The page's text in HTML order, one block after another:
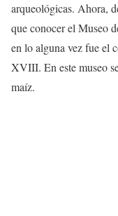
arqueológicas. Ahora,
que conocer el Museo
en lo alguna vez fue el
XVIII. En este museo
maíz.